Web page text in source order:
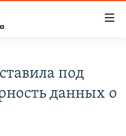
под
данных о